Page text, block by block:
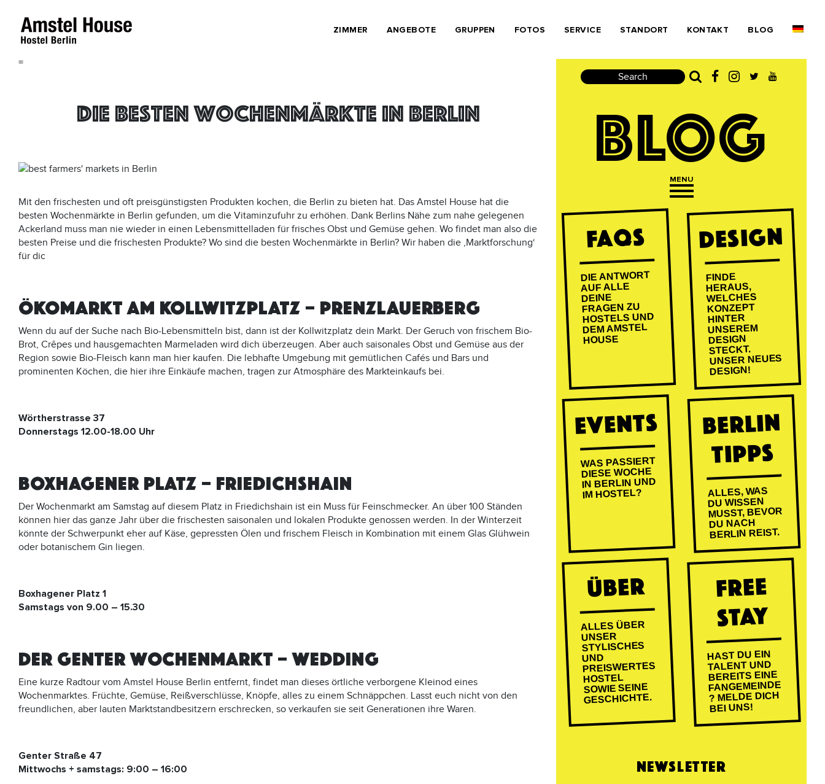
ZIMMER ANGEBOTE GRUPPEN FOTOS SERVICE STANDORT KONTAKT BLOG
=
Die besten Wochenmärkte in Berlin
Mit den frischesten und oft preisgünstigsten Produkten kochen, die Berlin zu bieten hat. Das Amstel House hat die
besten Wochenmärkte in Berlin gefunden, um die Vitaminzufuhr zu erhöhen. Dank Berlins Nähe zum nahe gelegenen
Ackerland muss man nie wieder in einen Lebensmittelladen für frisches Obst und Gemüse gehen. Wo findet man also die
besten Preise und die frischesten Produkte? Wo sind die besten Wochenmärkte in Berlin? Wir haben die ‚Marktforschung‘
für dic
ÖKOMARKT AM KOLLWITZPLATZ – PRENZLAUERBERG
Wenn du auf der Suche nach Bio-Lebensmitteln bist, dann ist der Kollwitzplatz dein Markt. Der Geruch von frischem Bio-
Brot, Crêpes und hausgemachten Marmeladen wird dich überzeugen. Aber auch saisonales Obst und Gemüse aus der
Region sowie Bio-Fleisch kann man hier kaufen. Die lebhafte Umgebung mit gemütlichen Cafés und Bars und
prominenten Köchen, die hier ihre Einkäufe machen, tragen zur Atmosphäre des Markteinkaufs bei.
Wörtherstrasse 37
Donnerstags 12.00-18.00 Uhr
BOXHAGENER PLATZ – FRIEDICHSHAIN
Der Wochenmarkt am Samstag auf diesem Platz in Friedichshain ist ein Muss für Feinschmecker. An über 100 Ständen
können hier das ganze Jahr über die frischesten saisonalen und lokalen Produkte genossen werden. In der Winterzeit
könnte der Schwerpunkt eher auf Käse, gepressten Ölen und frischem Fleisch in Kombination mit einem Glas Glühwein
oder botanischem Gin liegen.
Boxhagener Platz 1
Samstags von 9.00 – 15.30
DER GENTER WOCHENMARKT – WEDDING
Eine kurze Radtour vom Amstel House Berlin entfernt, findet man dieses örtliche verborgene Kleinod eines
Wochenmarktes. Früchte, Gemüse, Reißverschlüsse, Knöpfe, alles zu einem Schnäppchen. Lasst euch nicht von den
freundlichen, aber lauten Marktstandbesitzern erschrecken, so verkaufen sie seit Generationen ihre Waren.
Genter Straße 47
Mittwochs + samstags: 9:00 – 16:00
Search
BLOG
MENU
Open navigation
FAQs
DIE ANTWORT
AUF ALLE
DEINE
FRAGEN ZU
HOSTELS UND
DEM AMSTEL
HOUSE
DESIGN
FINDE
HERAUS,
WELCHES
KONZEPT
HINTER
UNSEREM
DESIGN
STECKT.
UNSER NEUES
DESIGN!
EVENTS
WAS PASSIERT
DIESE WOCHE
IN BERLIN UND
IM HOSTEL?
BERLIN
TIPPS
ALLES, WAS
DU WISSEN
MUSST, BEVOR
DU NACH
BERLIN REIST.
ÜBER
ALLES ÜBER
UNSER
STYLISCHES
UND
PREISWERTES
HOSTEL
SOWIE SEINE
GESCHICHTE.
FREE
STAY
HAST DU EIN
TALENT UND
BEREITS EINE
FANGEMEINDE
? MELDE DICH
BEI UNS!
NEWSLETTER